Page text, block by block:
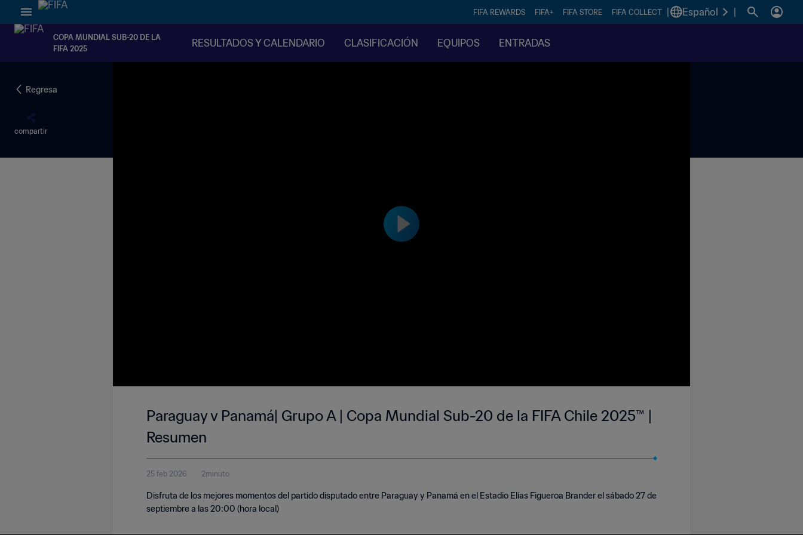
FIFA REWARDS FIFA+ FIFA STORE FIFA COLLECT Español
COPA MUNDIAL SUB-20 DE LA
FIFA 2025
RESULTADOS Y CALENDARIO CLASIFICACIÓN EQUIPOS ENTRADAS
Regresa
compartir
Paraguay v Panamá| Grupo A | Copa Mundial Sub-20 de la FIFA Chile 2025™ |
Resumen
25 feb 2026 2minuto
Disfruta de los mejores momentos del partido disputado entre Paraguay y Panamá en el Estadio Elías Figueroa Brander el sábado 27 de
septiembre a las 20:00 (hora local)